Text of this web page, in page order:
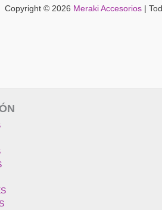
Copyright © 2026 Meraki Accesorios |